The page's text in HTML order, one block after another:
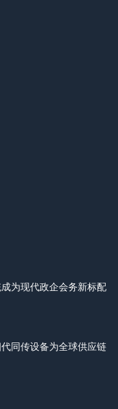
为现代政企会务新标配
同传设备为全球供应链